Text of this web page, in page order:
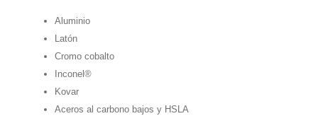
Aluminio
Latón
Cromo cobalto
Inconel®
Kovar
Aceros al carbono bajos y HSLA